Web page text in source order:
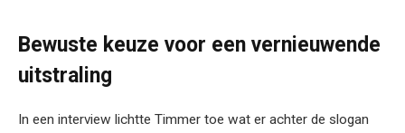
Bewuste keuze voor een vernieuwende
uitstraling
In een interview lichtte Timmer toe wat er achter de slogan